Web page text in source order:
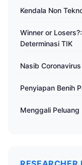
Kendala Non
Winner or
Determinasi TIK
Nasib
Penyiapan Benih
Menggali Peluang